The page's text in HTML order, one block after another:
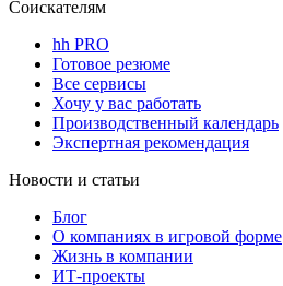
Соискателям
hh PRO
Готовое резюме
Все сервисы
Хочу у вас работать
Производственный календарь
Экспертная рекомендация
Новости и статьи
Блог
О компаниях в игровой форме
Жизнь в компании
ИТ-проекты